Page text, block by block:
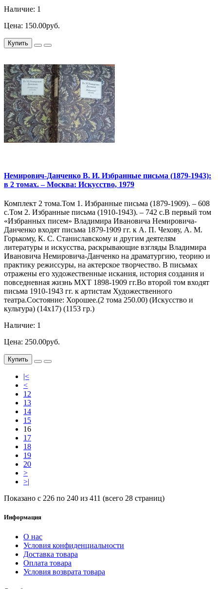
Наличие: 1
Цена: 150.00руб.
Купить
Немирович-Данченко В. И. Избранные письма (1879-1943):
в 2 томах. – Москва: Искусство, 1979
Комплект 2 тома.Том 1. Избранные письма (1879-1909). – 608
с.Том 2. Избранные письма (1910-1943). – 742 с.В первый том
«Избранных писем» Владимира Ивановича Немировича-
Данченко входят письма 1879-1909 гг. к А. П. Чехову, А. М.
Горькому, К. С. Станиславскому и другим деятелям
литературы и искусства, раскрывающие взгляды Владимира
Ивановича Немировича-Данченко на драматургию, теорию и
практику режиссуры, на актерское творчество. В письмах
отражены его художественные искания, история создания и
повседневная жизнь МХТ 1898-1909 гг.Во второй том входят
письма 1910-1943 гг. к артистам Художественного
театра.Состояние: Хорошее.(2 тома 250.00) (Искусство и
культура) (14х17) (1153 гр.)
Наличие: 1
Цена: 250.00руб.
Купить
|<
<
12
13
14
15
16
17
18
19
20
>
>|
Показано с 226 по 240 из 411 (всего 28 страниц)
Информация
О нас
Условия конфиденциальности
Доставка товара
Оплата товара
Условия возврата товара